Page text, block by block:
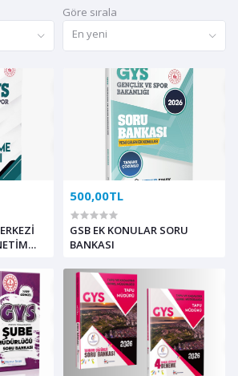
Göre sırala
En yeni
500,00TL
GSB EK KONULAR SORU
BANKASI